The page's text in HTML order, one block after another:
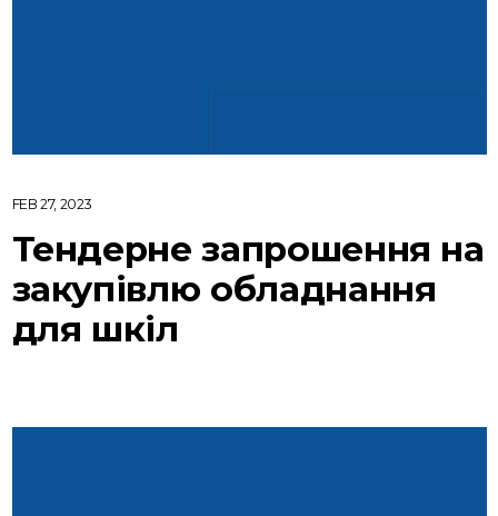
FEB 27, 2023
Тендерне запрошення на
закупівлю обладнання
для шкіл